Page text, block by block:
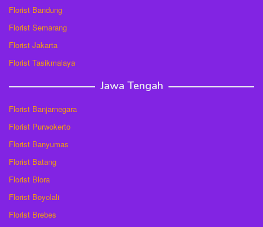
Florist Bandung
Florist Semarang
Florist Jakarta
Florist Tasikmalaya
Jawa Tengah
Florist Banjarnegara
Florist Purwokerto
Florist Banyumas
Florist Batang
Florist Blora
Florist Boyolali
Florist Brebes